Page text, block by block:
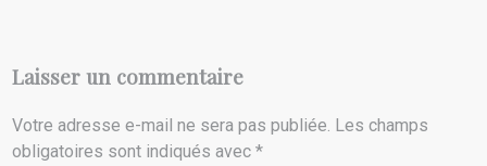
Laisser un commentaire
Votre adresse e-mail ne sera pas publiée. Les champs
obligatoires sont indiqués avec*